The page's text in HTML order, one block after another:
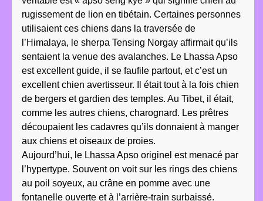
rugissement de lion en tibétain. Certaines personnes
utilisaient ces chiens dans la traversée de
l’Himalaya, le sherpa Tensing Norgay affirmait qu’ils
sentaient la venue des avalanches. Le Lhassa Apso
est excellent guide, il se faufile partout, et c’est un
excellent chien avertisseur. Il était tout à la fois chien
de bergers et gardien des temples. Au Tibet, il était,
comme les autres chiens, charognard. Les prêtres
découpaient les cadavres qu’ils donnaient à manger
aux chiens et oiseaux de proies.
Aujourd’hui, le Lhassa Apso originel est menacé par
l’hypertype. Souvent on voit sur les rings des chiens
au poil soyeux, au crâne en pomme avec une
fontanelle ouverte et à l’arrière-train surbaissé.